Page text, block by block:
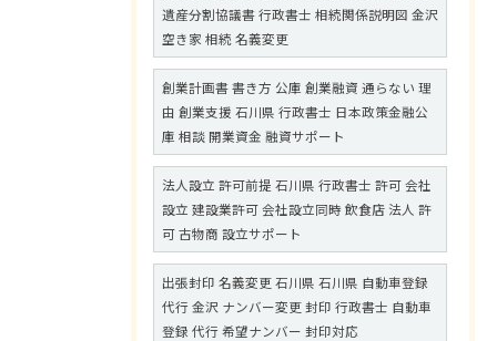
遺産分割協議書 行政書士 相続関係説明図 金沢
空き家 相続 名義変更
創業計画書 書き方 公庫 創業融資 通らない 理
由 創業支援 石川県 行政書士 日本政策金融公
庫 相談 開業資金 融資サポート
法人設立 許可前提 石川県 行政書士 許可 会社
設立 建設業許可 会社設立同時 飲食店 法人 許
可 古物商 設立サポート
出張封印 名義変更 石川県 石川県 自動車登録
代行 金沢 ナンバー変更 封印 行政書士 自動車
登録 代行 希望ナンバー 封印対応